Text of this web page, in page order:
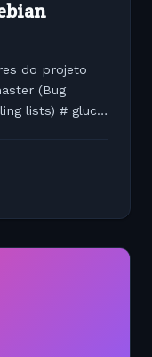
do projeto
(Bug
lists) # gluck